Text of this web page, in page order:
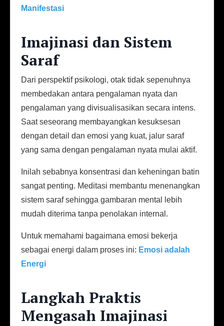
Manifestasi
Imajinasi dan Sistem
Saraf
Dari perspektif psikologi, otak tidak sepenuhnya
membedakan antara pengalaman nyata dan
pengalaman yang divisualisasikan secara intens.
Saat seseorang membayangkan kesuksesan
dengan detail dan emosi yang kuat, jalur saraf
yang sama dengan pengalaman nyata mulai aktif.
Inilah sebabnya konsentrasi dan keheningan batin
sangat penting. Meditasi membantu menenangkan
sistem saraf sehingga gambaran mental lebih
mudah diterima tanpa penolakan internal.
Untuk memahami bagaimana emosi bekerja
sebagai energi dalam proses ini: Emosi adalah
Energi
Langkah Praktis
Mengasah Imajinasi